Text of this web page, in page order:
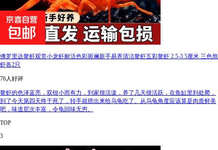
佛罗里达鳌虾观赏小龙虾耐活色彩斑斓新手易养清洁鳌虾五彩鳌虾 2.5-3.5厘米 三色熬
虾各2只
76人好评
鳌虾的色泽蓝亮，双钳小而有力，到家很活泼，养了几天很活跃，在鱼缸里到处爬，
到了今天第四天终于死了，转手就捞出来给乌龟吃了。从乌龟角度应该算是肉质鲜美
吧，味道层次丰富，令龟回味无穷。
TOP
3